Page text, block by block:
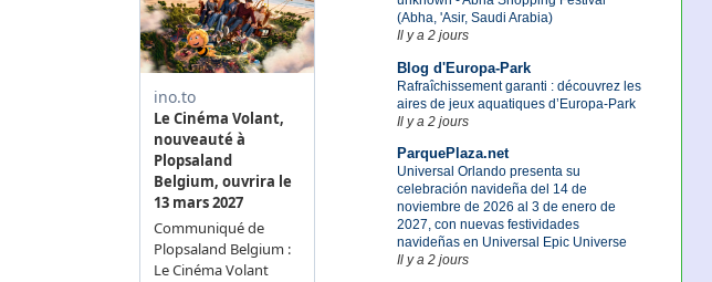
(Abha, 'Asir, Saudi Arabia)
Il y a 2 jours
Blog d'Europa-Park
Rafraîchissement garanti : découvrez les
aires de jeux aquatiques d’Europa-Park
Il y a 2 jours
ParquePlaza.net
Universal Orlando presenta su
celebración navideña del 14 de
noviembre de 2026 al 3 de enero de
2027, con nuevas festividades
navideñas en Universal Epic Universe
Il y a 2 jours